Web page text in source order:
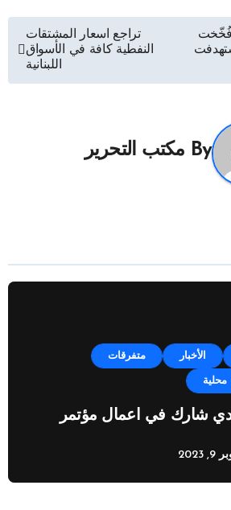
فُخّخت
تراجع اسعار المشتقات
النفطية كافة في الأسواق
اللبنانية
By مكتب التحرير
الأخبار متفرقات
محلية
شارك في اعمال مؤتمر
9, 2023